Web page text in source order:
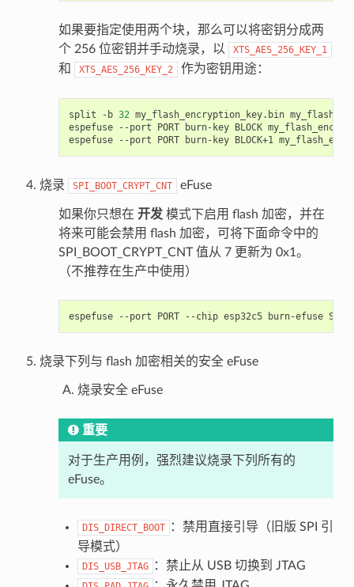
如果要指定使用两个块，那么可以将密钥分成两
个 256 位密钥并手动烧录，以
XTS_AES_256_KEY_1
和 XTS_AES_256_KEY_2 作为密钥用途：
split -b 32 my_flash_encryption_key.bin
espefuse
--port PORT burn-key BLOCK
espefuse
--port PORT burn-key BLOCK+1
烧录 SPI_BOOT_CRYPT_CNT eFuse
如果你只想在 开发模式下启用 flash 加密，并在
将来可能会禁用 flash 加密，可将下面命令中的
SPI_BOOT_CRYPT_CNT 值从 7 更新为 0x1。
（不推荐在生产中使用）
espefuse --port PORT --chip esp32c5 burn-efuse
烧录下列与 flash 加密相关的安全 eFuse
烧录安全 eFuse
重要
对于生产用例，强烈建议烧录下列所有的
eFuse。
DIS_DIRECT_BOOT
：禁用直接引导（旧版 SPI 引
导模式）
DIS_USB_JTAG ：禁止从 USB 切换到 JTAG